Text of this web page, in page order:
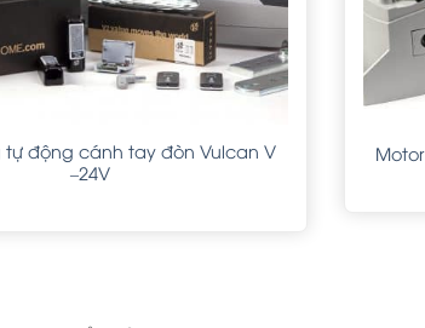
tự động cánh tay đòn Vulcan V
–24V